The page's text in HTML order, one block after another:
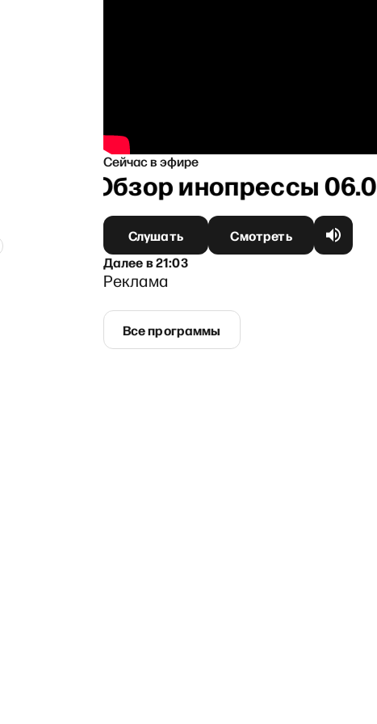
Сейчас в эфире
Обзор инопрессы
Слушать
Смотреть
Далеев21:03
Реклама
Все программы